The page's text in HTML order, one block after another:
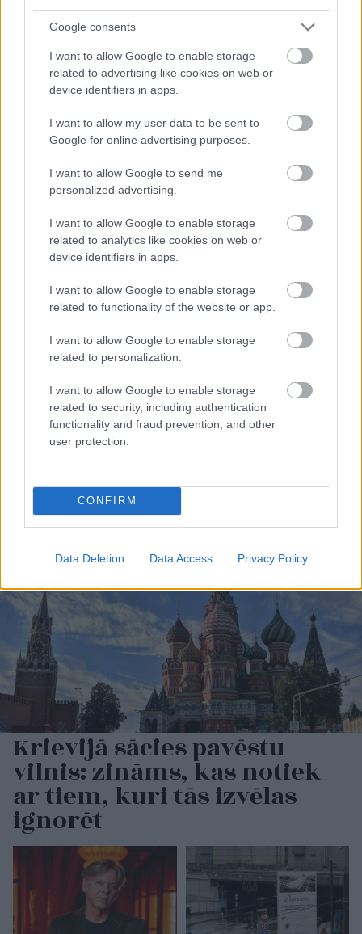
Google consents
I want to allow Google to enable storage
related to advertising like cookies on web or
device identifiers in apps.
I want to allow my user data to be sent to
Google for online advertising purposes.
I want to allow Google to send me
personalized advertising.
I want to allow Google to enable storage
related to analytics like cookies on web or
device identifiers in apps.
I want to allow Google to enable storage
related to functionality of the website or app.
I want to allow Google to enable storage
related to personalization.
I want to allow Google to enable storage
related to security, including authentication
functionality and fraud prevention, and other
user protection.
CONFIRM
Data Deletion Data Access Privacy Policy
Donalda Trampa balles
zāles iecerei pielikts
punkts – tās
būvniecība tiek
pārtraukta
VIDEO. 55 stundas
ūdenī bez miega un
atpūtas: Polis no
un uzstāda vēsturisku
rekordu
“Jāstrādā 12 stundas
un vēl jāpaliek ilgāk?”
pārsteigumu darba
intervijā, izrādās – tas
Slaidiņš:Izskatās, ka
jaunais Ukrainas
nolēmis mainīt pieeju
Modris Konovalovs
suņu kuņģos
Krievijā sācies pavēstu
vilnis: zināms, kas notiek
ar tiem, kuri tās izvēlas
ignorēt
Atcelt Ziņot